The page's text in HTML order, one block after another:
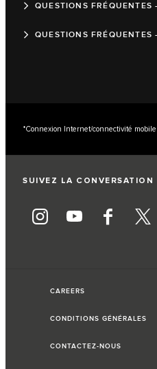
QUESTIONS FRÉQUENTES
QUESTIONS FRÉQUENTES
*Connexion Internet/connectivité
SUIVEZ LA CONVERSATION
CAREERS
CONDITIONS GÉNÉRALES
CONTACTEZ-NOUS